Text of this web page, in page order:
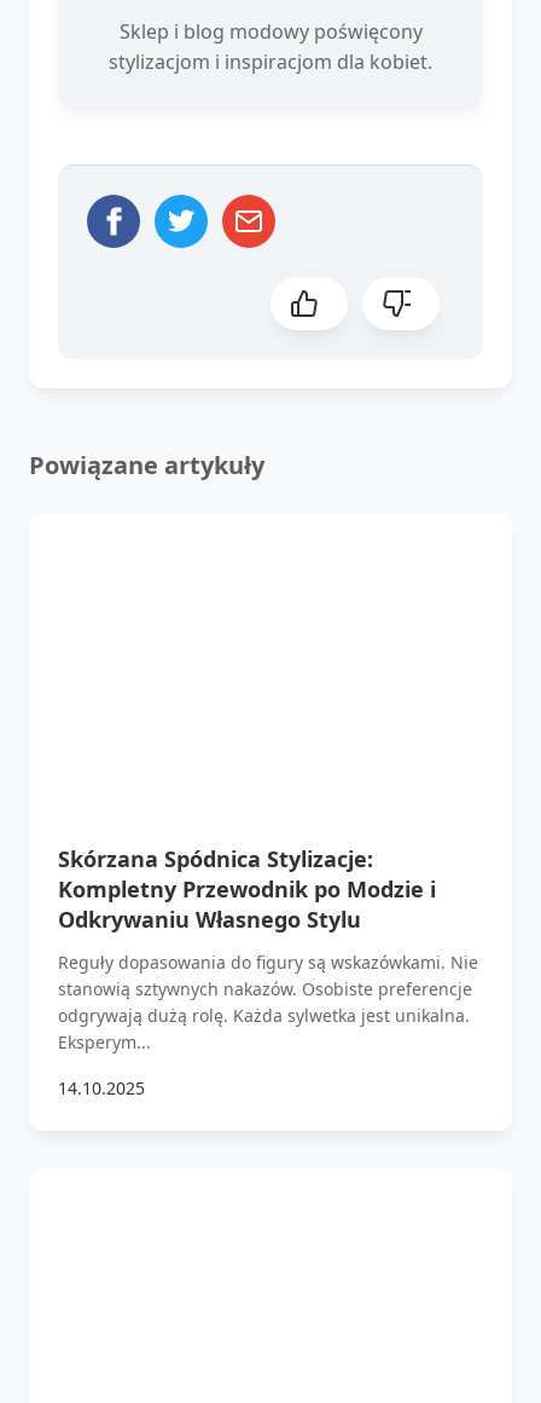
Sklep i blog modowy poświęcony
stylizacjom i inspiracjom dla kobiet.
Powiązane artykuły
Skórzana Spódnica Stylizacje:
Kompletny Przewodnik po Modzie i
Odkrywaniu Własnego Stylu
Reguły dopasowania do figury są wskazówkami. Nie
stanowią sztywnych nakazów. Osobiste preferencje
odgrywają dużą rolę. Każda sylwetka jest unikalna.
Eksperym...
14.10.2025